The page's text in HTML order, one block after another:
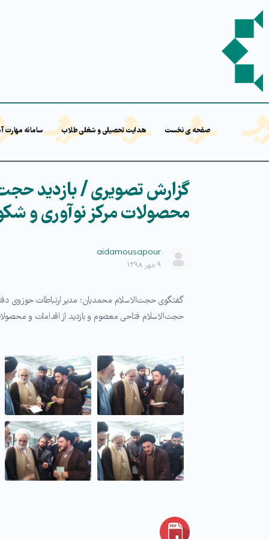
صفحه ی نخست هدایت تحصیلی و شغلی طلاب سامانه مهارت
گزارش تصویری / بازدید
محصولات مرکز نوآوری و
aidamousapour
۹ مهر ۱۳۹۸
گفتگوی حجت‌الاسلام محمدیان؛ مدیر ارتباطات حوزوی
حجت‌الاسلام فتاحی معصوم و بازدید از اقدامات و